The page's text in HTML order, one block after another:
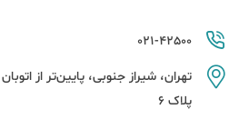
021-42500
پلاک 6